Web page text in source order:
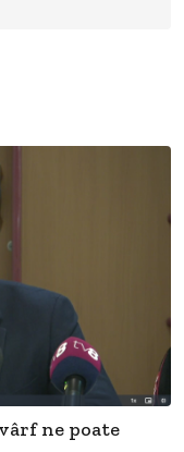
ne poate